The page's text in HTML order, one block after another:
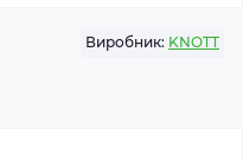
Виробник: KNOTT